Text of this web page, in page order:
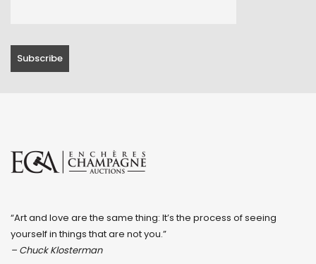
“Art and love are the same thing: It’s the process of seeing
yourself in things that are not you.”
– Chuck Klosterman